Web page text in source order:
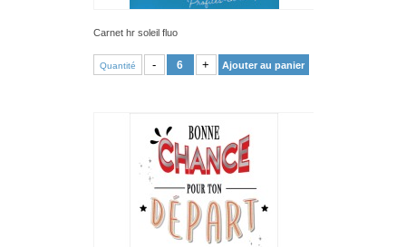
Carnet hr soleil fluo
Quantité - + Ajouter au panier